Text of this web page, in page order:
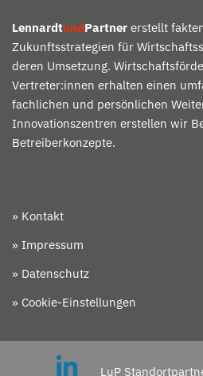
LennardtundPartner erstellt
Zukunftsstrategien für
deren Umsetzung.
Vertreter:innen erhalten einen
fachlichen und persönlichen
Innovationszentren erstellen wir
Betreiberkonzepte.
» Kontakt
» Impressum
» Datenschutz
» Cookie-Einstellungen
LuP